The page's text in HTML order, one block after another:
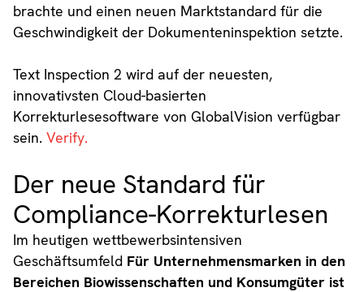
brachte und einen neuen Marktstandard für die
Geschwindigkeit der Dokumenteninspektion setzte.
Text Inspection 2 wird auf der neuesten,
innovativsten Cloud-basierten
Korrekturlesesoftware von GlobalVision verfügbar
sein. Verify.
Der neue Standard für
Compliance-Korrekturlesen
Im heutigen wettbewerbsintensiven
Geschäftsumfeld Für Unternehmensmarken in den
Bereichen Biowissenschaften und Konsumgüter ist